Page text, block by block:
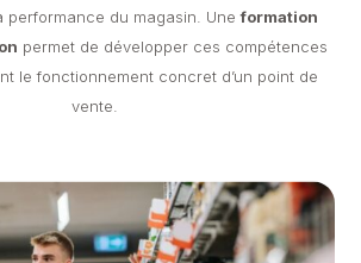
performance du magasin. Uneformation
permet de développer ces compétences
le fonctionnement concret d’un point de
vente.